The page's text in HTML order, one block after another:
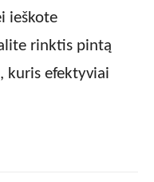
ieškote
rinktis pintą
kuris efektyviai